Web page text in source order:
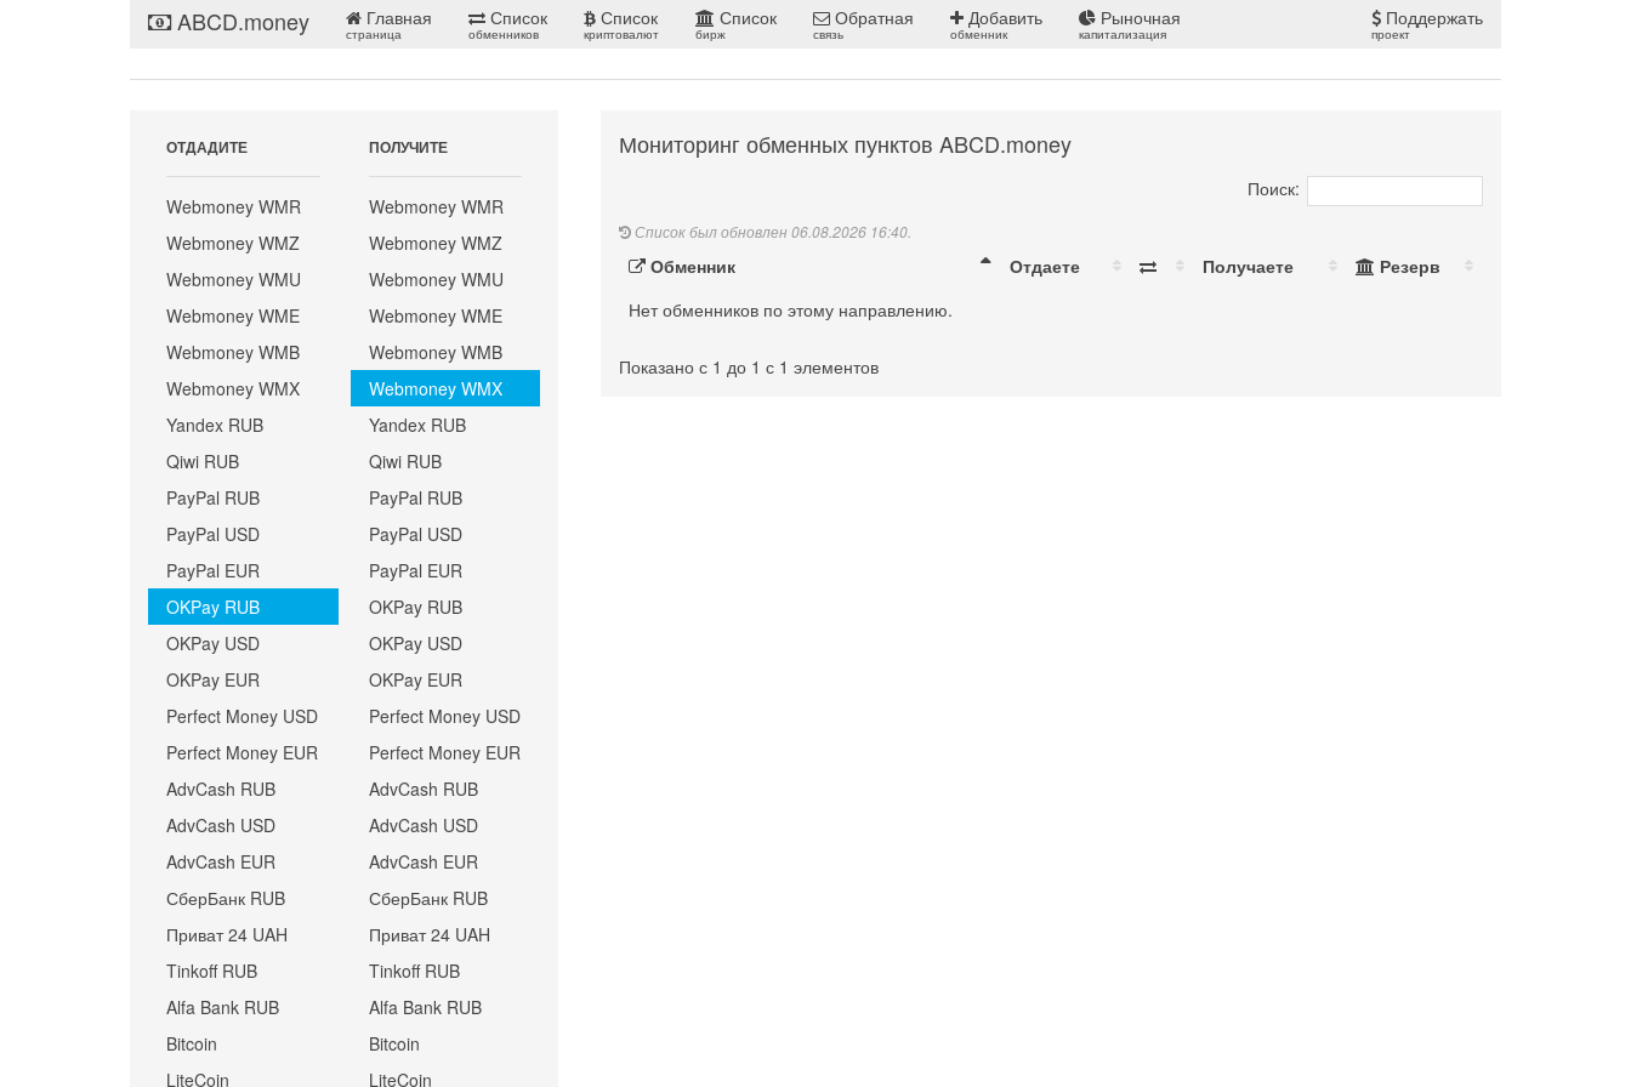
ABCD.money Главная
страница
Список
обменников
Список
криптовалют
Список
бирж
Обратная
связь
Добавить
обменник
Рыночная
капитализация
Поддержать
проект
ОТДАДИТЕ
Webmoney WMR
Webmoney WMZ
Webmoney WMU
Webmoney WME
Webmoney WMB
Webmoney WMX
Yandex RUB
Qiwi RUB
PayPal RUB
PayPal USD
PayPal EUR
OKPay RUB
OKPay USD
OKPay EUR
Perfect Money USD
Perfect Money EUR
AdvCash RUB
AdvCash USD
AdvCash EUR
СберБанк RUB
Приват 24 UAH
Tinkoff RUB
Alfa Bank RUB
Bitcoin
LiteCoin
ПОЛУЧИТЕ
Webmoney WMR
Webmoney WMZ
Webmoney WMU
Webmoney WME
Webmoney WMB
Webmoney WMX
Yandex RUB
Qiwi RUB
PayPal RUB
PayPal USD
PayPal EUR
OKPay RUB
OKPay USD
OKPay EUR
Perfect Money USD
Perfect Money EUR
AdvCash RUB
AdvCash USD
AdvCash EUR
СберБанк RUB
Приват 24 UAH
Tinkoff RUB
Alfa Bank RUB
Bitcoin
LiteCoin
Мониторинг обменных пунктов ABCD.money
Поиск:
Список был обновлен 06.08.2026 16:40.
Обменник Отдаете Получаете
Резерв
Нет обменников по этому направлению.
Показано с 1 до 1 с 1 элементов